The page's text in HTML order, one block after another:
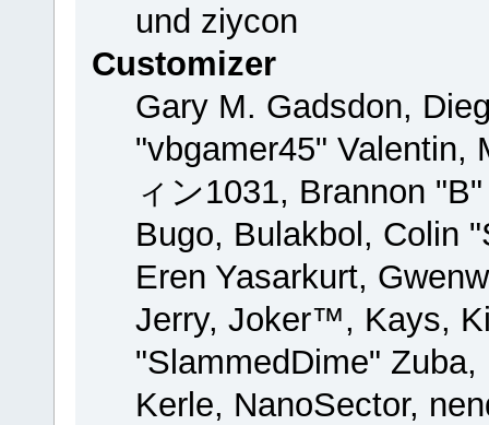
und ziycon
Customizer
Gary M. Gadsdon,
"vbgamer45"
ィン1031, Brannon
Bugo, Bulakbol, Colin
Eren Yasarkurt,
Jerry, Joker™, Kays,
"SlammedDime"
Kerle, NanoSector,